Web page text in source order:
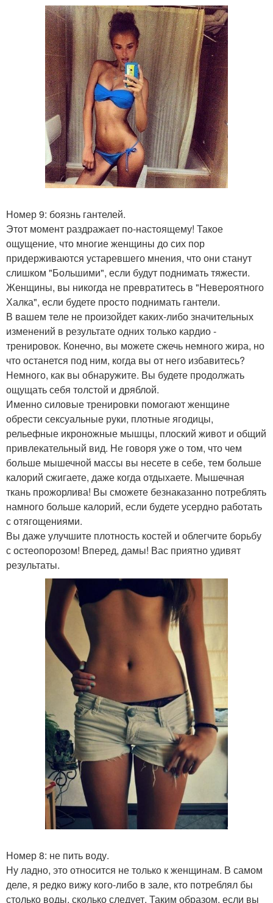
Номер 9: боязнь гантелей.
Этот момент раздражает по-настоящему! Такое
ощущение, что многие женщины до сих пор
придерживаются устаревшего мнения, что они станут
слишком "Большими", если будут поднимать тяжести.
Женщины, вы никогда не превратитесь в "Невероятного
Халка", если будете просто поднимать гантели.
В вашем теле не произойдет каких-либо значительных
изменений в результате одних только кардио -
тренировок. Конечно, вы можете сжечь немного жира, но
что останется под ним, когда вы от него избавитесь?
Немного, как вы обнаружите. Вы будете продолжать
ощущать себя толстой и дряблой.
Именно силовые тренировки помогают женщине
обрести сексуальные руки, плотные ягодицы,
рельефные икроножные мышцы, плоский живот и общий
привлекательный вид. Не говоря уже о том, что чем
больше мышечной массы вы несете в себе, тем больше
калорий сжигаете, даже когда отдыхаете. Мышечная
ткань прожорлива! Вы сможете безнаказанно потреблять
намного больше калорий, если будете усердно работать
с отягощениями.
Вы даже улучшите плотность костей и облегчите борьбу
с остеопорозом! Вперед, дамы! Вас приятно удивят
результаты.
Номер 8: не пить воду.
Ну ладно, это относится не только к женщинам. В самом
деле, я редко вижу кого-либо в зале, кто потреблял бы
столько воды, сколько следует. Таким образом, если вы